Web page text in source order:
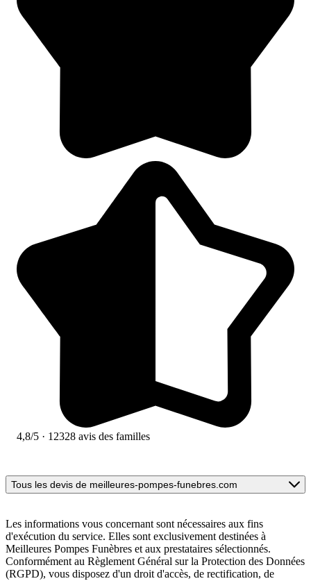
4,8/5 · 12328 avis des familles
Tous les devis de meilleures-pompes-funebres.com
Les informations vous concernant sont nécessaires aux fins
d'exécution du service. Elles sont exclusivement destinées à
Meilleures Pompes Funèbres et aux prestataires sélectionnés.
Conformément au Règlement Général sur la Protection des Données
(RGPD), vous disposez d'un droit d'accès, de rectification, de